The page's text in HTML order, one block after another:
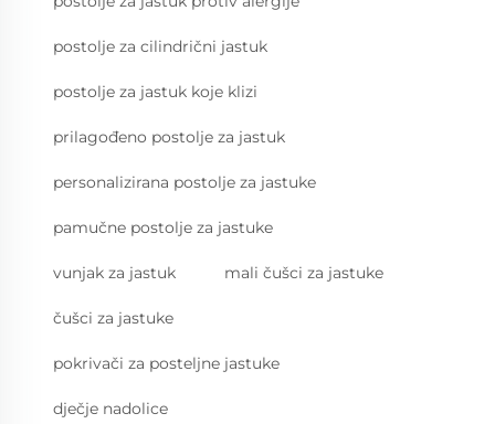
postolje za cilindrični jastuk
postolje za jastuk koje klizi
prilagođeno postolje za jastuk
personalizirana postolje za jastuke
pamučne postolje za jastuke
vunjak za jastuk mali čušci za jastuke
čušci za jastuke
pokrivači za posteljne jastuke
dječje nadolice